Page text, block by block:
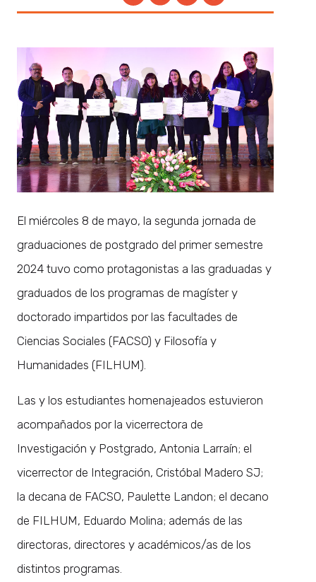
El miércoles 8 de mayo, la segunda jornada de
graduaciones de postgrado del primer semestre
2024 tuvo como protagonistas a las graduadas y
graduados de los programas de magíster y
doctorado impartidos por las facultades de
Ciencias Sociales (FACSO) y Filosofía y
Humanidades (FILHUM).
Las y los estudiantes homenajeados estuvieron
acompañados por la vicerrectora de
Investigación y Postgrado, Antonia Larraín; el
vicerrector de Integración, Cristóbal Madero SJ;
la decana de FACSO, Paulette Landon; el decano
de FILHUM, Eduardo Molina; además de las
directoras, directores y académicos/as de los
distintos programas.